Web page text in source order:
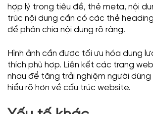
hợp lý trong tiêu đề, thẻ meta, nội
trúc nội dung cần có các thẻ heading
để phân chia nội dung rõ ràng.
Hình ảnh cần được tối ưu hóa dung
thích phù hợp. Liên kết các trang
nhau để tăng trải nghiệm người
hiểu rõ hơn về cấu trúc website.